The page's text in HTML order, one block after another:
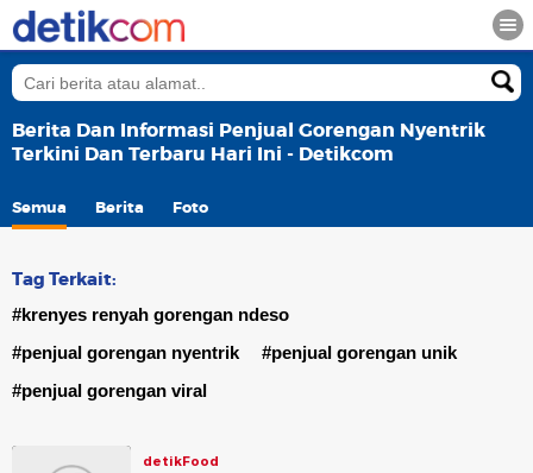
Berita Dan Informasi Penjual Gorengan Nyentrik
Terkini Dan Terbaru Hari Ini - Detikcom
Semua Berita Foto
Tag Terkait:
#krenyes renyah gorengan ndeso
#penjual gorengan nyentrik
#penjual gorengan unik
#penjual gorengan viral
detikFood